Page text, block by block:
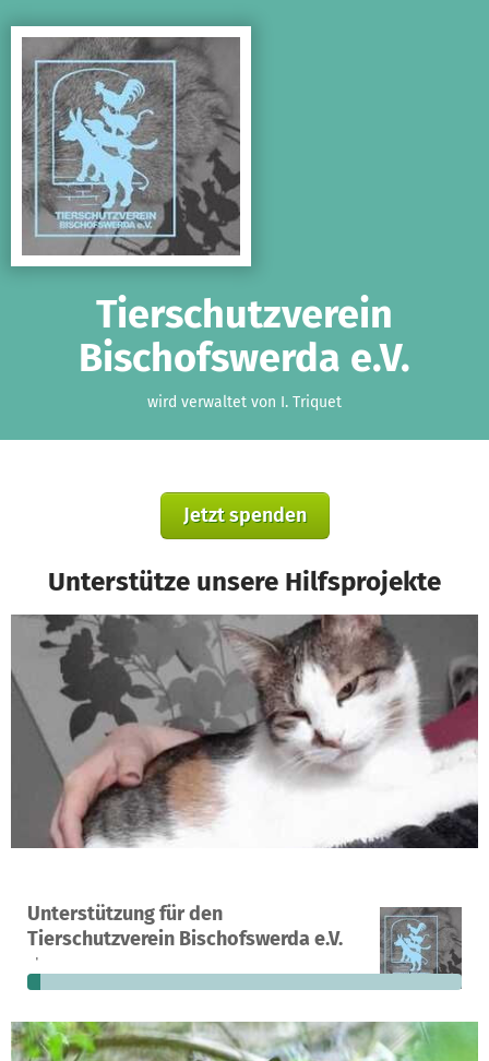
Tierschutzverein
Bischofswerda e.V.
wird verwaltet von I. Triquet
Jetzt spenden
Unterstütze unsere Hilfsprojekte
Unterstützung für den
Tierschutzverein Bischofswerda e.V.
Ein Projekt in Bischofswerda, Deutschland
1 3 % 2.320 €
fehlen noch